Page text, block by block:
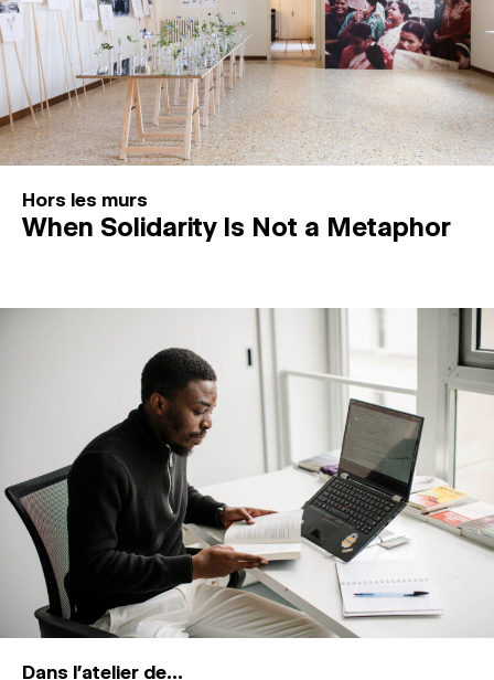
Hors les murs
When Solidarity Is Not a Metaphor
Dans l'atelier de...